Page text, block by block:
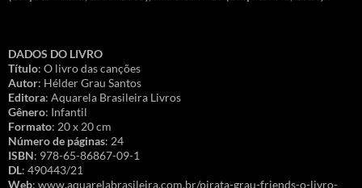
DADOS DO LIVRO
Título: O livro das canções
Autor: Hélder Grau Santos
Editora: Aquarela Brasileira Livros
Gênero: Infantil
Formato: 20 x 20 cm
Número de páginas: 24
ISBN: 978-65-86867-09-1
DL: 490443/21
Web: www.aquarelabrasileira.com.br/pirata-grau-friends-o-livro-